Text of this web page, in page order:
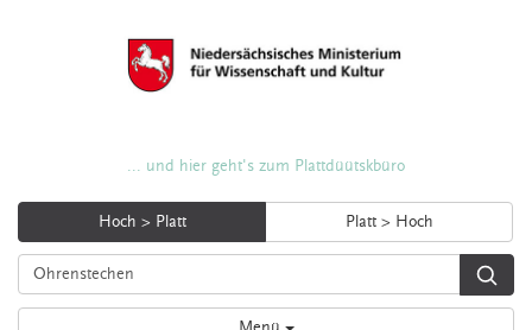
... und hier geht's zum Plattdüütskbüro
Hoch > Platt Platt > Hoch